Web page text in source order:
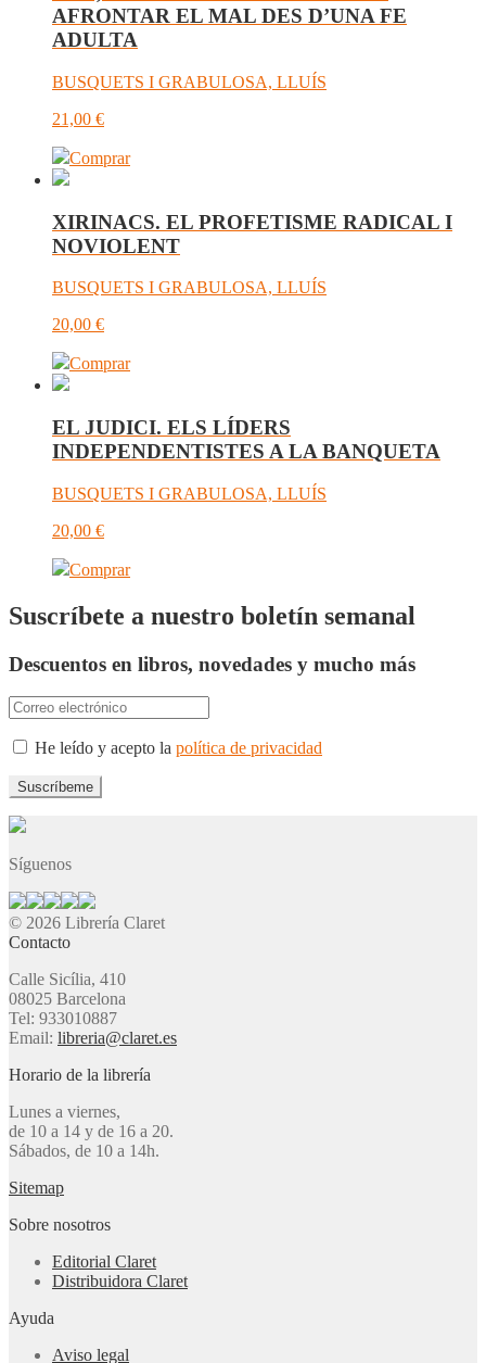
AFRONTAR EL MAL DES D’UNA FE
ADULTA
BUSQUETS I GRABULOSA, LLUÍS
21,00 €
Comprar
XIRINACS. EL PROFETISME RADICAL I
NOVIOLENT
BUSQUETS I GRABULOSA, LLUÍS
20,00 €
Comprar
EL JUDICI. ELS LÍDERS
INDEPENDENTISTES A LA BANQUETA
BUSQUETS I GRABULOSA, LLUÍS
20,00 €
Comprar
Suscríbete a nuestro boletín semanal
Descuentos en libros, novedades y mucho más
He leído y acepto la política de privacidad
Síguenos
© 2026 Librería Claret
Contacto
Calle Sicília, 410
08025 Barcelona
Tel: 933010887
Email: libreria@claret.es
Horario de la librería
Lunes a viernes,
de 10 a 14 y de 16 a 20.
Sábados, de 10 a 14h.
Sitemap
Sobre nosotros
Editorial Claret
Distribuidora Claret
Ayuda
Aviso legal